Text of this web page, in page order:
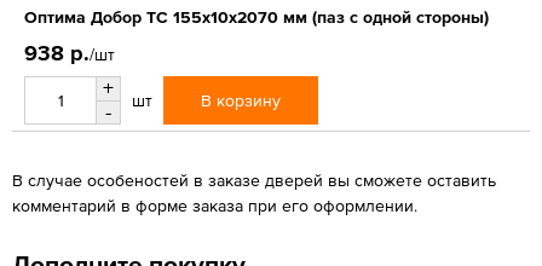
Оптима Добор ТС 155х10х2070 мм (паз с одной стороны)
938 р./шт
+
-
шт В корзину
В случае особеностей в заказе дверей вы сможете оставить
комментарий в форме заказа при его оформлении.